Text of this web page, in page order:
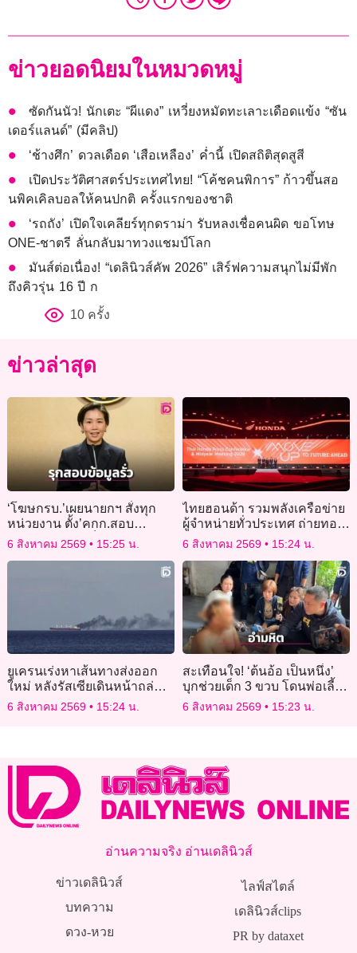
ข่าวยอดนิยมในหมวดหมู่
ซัดกันนัว! นักเตะ “ผีแดง” เหวี่ยงหมัดทะเลาะเดือดแข้ง “ซัน
เดอร์แลนด์” (มีคลิป)
‘ช้างศึก’ ดวลเดือด ‘เสือเหลือง’ ค่ำนี้ เปิดสถิติสุดสูสี
เปิดประวัติศาสตร์ประเทศไทย! “โค้ชคนพิการ” ก้าวขึ้นสอ
นพิคเคิลบอลให้คนปกติ ครั้งแรกของชาติ
‘รถถัง’ เปิดใจเคลียร์ทุกดราม่า รับหลงเชื่อคนผิด ขอโทษ
ONE-ชาตรี ลั่นกลับมาทวงแชมป์โลก
มันส์ต่อเนื่อง! “เดลินิวส์คัพ 2026” เสิร์ฟความสนุกไม่มีพัก
ถึงคิวรุ่น 16 ปี ก
10 ครั้ง
ข่าวล่าสุด
‘โฆษกรบ.’เผยนายกฯ สั่งทุก
หน่วยงาน ตั้ง’คกก.สอบ
ภายใน’ หาข้อเท็จจริงหาต้น
6 สิงหาคม 2569 15:25 น.
ไทยฮอนด้า รวมพลังเครือข่าย
ผู้จำหน่ายทั่วประเทศ ถ่ายทอด
ทิศทางและกลยุทธ์ มุ่งยกระดับ
6 สิงหาคม 2569 15:24 น.
ยูเครนเร่งหาเส้นทางส่งออก
ใหม่ หลังรัสเซียเดินหน้าถล่ม
ท่าเรือโอเดสซา
6 สิงหาคม 2569 15:24 น.
สะเทือนใจ! ‘ต้นอ้อ เป็นหนึ่ง’
บุกช่วยเด็ก 3 ขวบ โดนพ่อเลี้ยง
ติดยาทำร้ายหนัก-มีดโกนเฉือน
6 สิงหาคม 2569 15:23 น.
อ่านความจริง อ่านเดลินิวส์
ข่าวเดลินิวส์
บทความ
ดวง-หวย
ไลฟ์สไตล์
เดลินิวส์clips
PR by dataxet